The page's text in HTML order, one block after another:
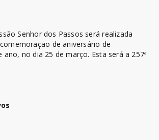
Senhor dos Passos será realizada
de aniversário de
ano, no dia 25 de março. Esta será a 257ª